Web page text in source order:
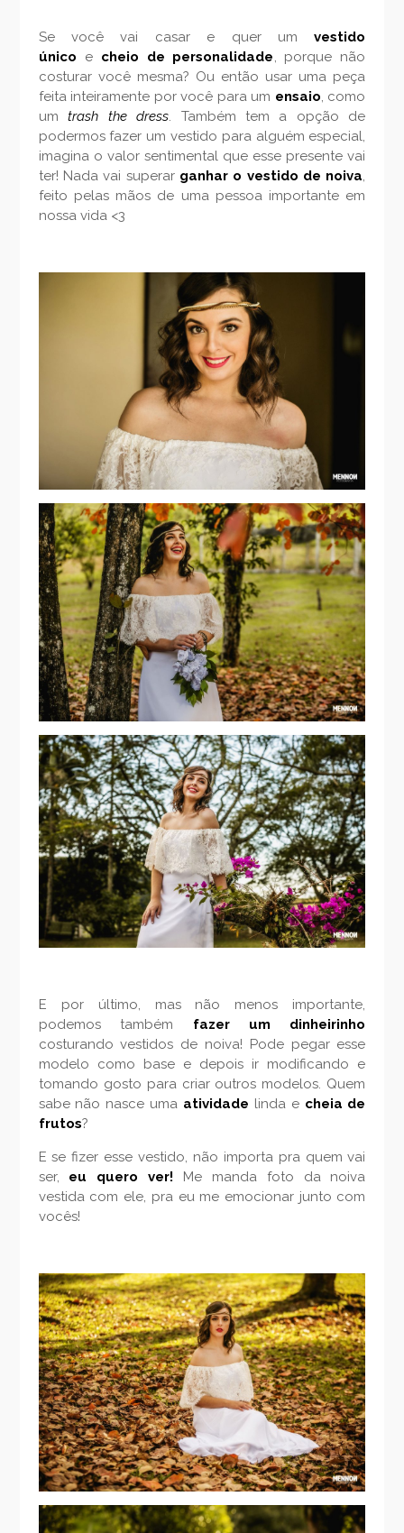
Se você vai casar e quer umvestido
único e cheio de personalidade , porque não
costurar você mesma? Ou então usar uma peça
feita inteiramente por você para um ensaio , como
umtrash the dress . Também tem a opção de
podermos fazer um vestido para alguém especial,
imagina o valor sentimental que esse presente vai
ter! Nada vai superar ganhar o vestido de noiva
feito pelas mãos de uma pessoa importante em
nossa vida <3
E por último, mas não menos importante,
podemos também fazer um dinheirinho
costurando vestidos de noiva! Pode pegar esse
modelo como base e depois ir modificando e
tomando gosto para criar outros modelos. Quem
sabe não nasce uma atividade linda e cheia de
frutos?
E se fizer esse vestido, não importa pra quem vai
ser, eu quero ver! Me manda foto da noiva
vestida com ele, pra eu me emocionar junto com
vocês!